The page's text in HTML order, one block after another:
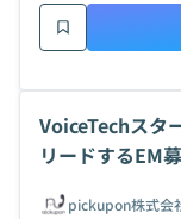
VoiceTechスタ
リードするEM
pickupon株式会